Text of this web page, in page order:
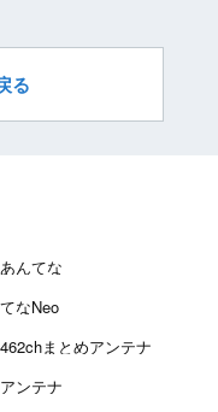
る
んてな
なNeo
まとめアンテナ
ンテナ